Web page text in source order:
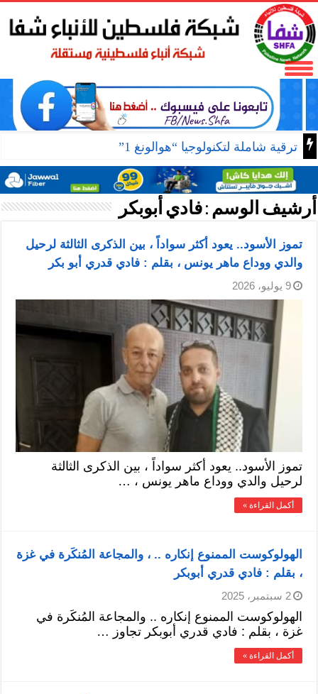
ترقية شاملة لتكنولوجيا “هوالونغ 1”
أرشيف الوسم :فادي أبوبكر
تموز الأسود.. يعود أكثر سواداً ، بين الذكرى الثالثة لرحيل
والدي ووداع ماهر يونس ، بقلم : فادي قدري أبو بكر
9 يوليو، 2026
تموز الأسود.. يعود أكثر سواداً ، بين الذكرى الثالثة
لرحيل والدي ووداع ماهر يونس ، …
أكمل القراءة »
الهولوكوست الممنوع إنكاره .. ، والمجاعة المُنكَرة في غزة
، بقلم : فادي قدري أبوبكر
2 سبتمبر، 2025
الهولوكوست الممنوع إنكاره .. والمجاعة المُنكَرة في
غزة ، بقلم : فادي قدري أبوبكر تجاوز …
أكمل القراءة »